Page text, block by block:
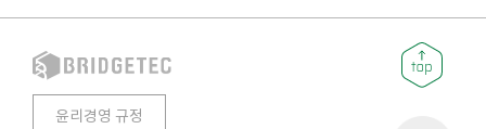
윤리경영 규정